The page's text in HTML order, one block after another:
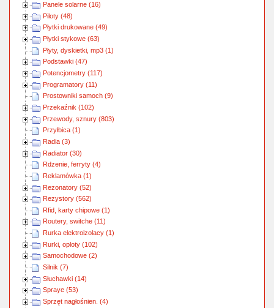
Panele solarne (16)
Piloty (48)
Płytki drukowane (49)
Płytki stykowe (63)
Płyty, dyskietki, mp3 (1)
Podstawki (47)
Potencjometry (117)
Programatory (11)
Prostowniki samoch (9)
Przekaźnik (102)
Przewody, sznury (803)
Przyłbica (1)
Radia (3)
Radiator (30)
Rdzenie, ferryty (4)
Reklamówka (1)
Rezonatory (52)
Rezystory (562)
Rfid, karty chipowe (1)
Routery, switche (11)
Rurka elektroizolacy (1)
Rurki, oploty (102)
Samochodowe (2)
Silnik (7)
Słuchawki (14)
Spraye (53)
Sprzęt nagłośnien. (4)